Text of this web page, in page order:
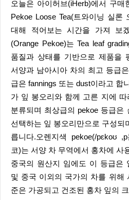
오늘은 아이허브(iHerb)에서 구매한 Twinings Ceylon Orange
Pekoe Loose Tea(트와이닝 실론
대해 적어보는 시간을 가져 보
(Orange Pekoe)는 Tea leaf
품질과 상태를 기반으로 제품을
서양과 남아시아 차의 최고 등급
급은 fannings 또는 dust이라고 합
가 잎 봉오리와 함께 고른 지에
분류되며 최상급의 pekoe 등급은
선택하는 잎 봉오리만으로 구성되
릅니다.오렌지색 pekoe(/pɛkoʊ
코)는 서양 차 무역에서 홍차에 사
중국의 원산지 임에도 이 등급은 일반적으로 스리랑카, 인도
및 중국 이외의 국가의 차를 위해
준은 가공되고 건조된 홍차 잎의